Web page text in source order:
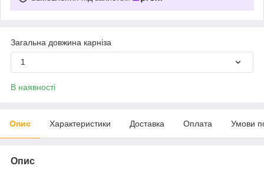
Загальна довжина карніза
1
В наявності
Опис Характеристики Доставка Оплата Умови
Опис